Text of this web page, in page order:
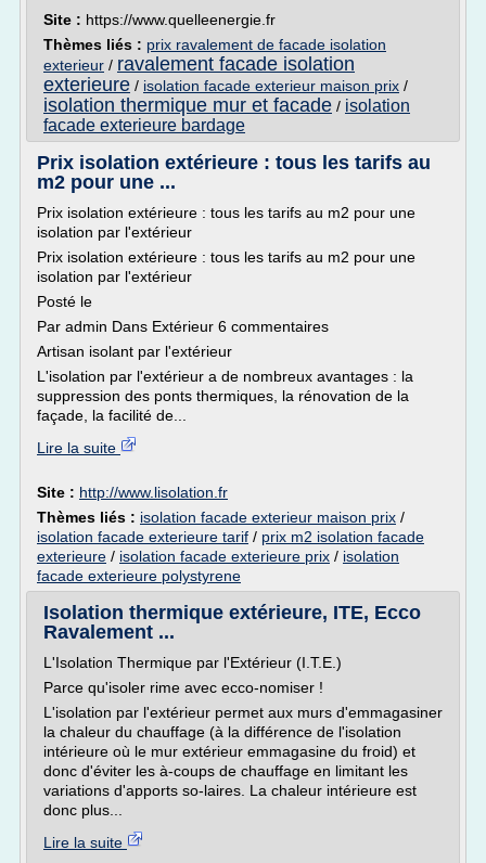
Site : https://www.quelleenergie.fr
Thèmes liés : prix ravalement de facade isolation
exterieur / ravalement facade isolation
exterieure / isolation facade exterieur maison prix /
isolation thermique mur et facade / isolation
facade exterieure bardage
Prix isolation extérieure : tous les tarifs au
m2 pour une ...
Prix isolation extérieure : tous les tarifs au m2 pour une
isolation par l'extérieur
Prix isolation extérieure : tous les tarifs au m2 pour une
isolation par l'extérieur
Posté le
Par admin Dans Extérieur 6 commentaires
Artisan isolant par l'extérieur
L'isolation par l'extérieur a de nombreux avantages : la
suppression des ponts thermiques, la rénovation de la
façade, la facilité de...
Lire la suite
Site : http://www.lisolation.fr
Thèmes liés : isolation facade exterieur maison prix /
isolation facade exterieure tarif / prix m2 isolation facade
exterieure / isolation facade exterieure prix / isolation
facade exterieure polystyrene
Isolation thermique extérieure, ITE, Ecco
Ravalement ...
L'Isolation Thermique par l'Extérieur (I.T.E.)
Parce qu'isoler rime avec ecco-nomiser !
L'isolation par l'extérieur permet aux murs d'emmagasiner
la chaleur du chauffage (à la différence de l'isolation
intérieure où le mur extérieur emmagasine du froid) et
donc d'éviter les à-coups de chauffage en limitant les
variations d'apports so-laires. La chaleur intérieure est
donc plus...
Lire la suite